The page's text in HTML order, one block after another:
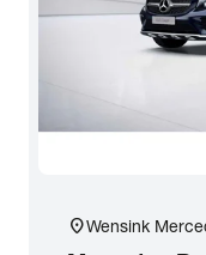
location_onWensink